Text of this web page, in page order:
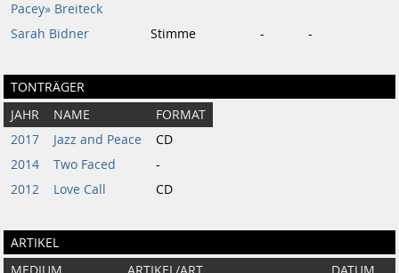
Pacey» Breiteck
Sarah Bidner Stimme - -
TONTRÄGER
JAHR NAME
FORMAT
2017
Jazz and Peace
CD
2014
Two Faced
-
2012
Love Call CD
ARTIKEL